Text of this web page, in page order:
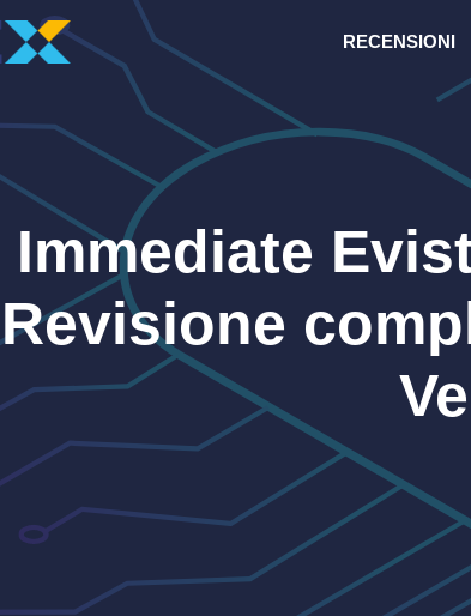
RECENSIONI
Immediate
Revisione